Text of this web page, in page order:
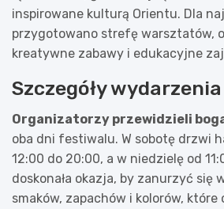
inspirowane kulturą Orientu. Dla
przygotowano strefę warsztatów,
kreatywne zabawy i edukacyjne
Szczegóły wydarzenia
Organizatorzy przewidzieli
oba dni festiwalu. W sobotę drzwi
12:00 do 20:00, a w niedzielę od
doskonała okazja, by zanurzyć się
smaków, zapachów i kolorów,